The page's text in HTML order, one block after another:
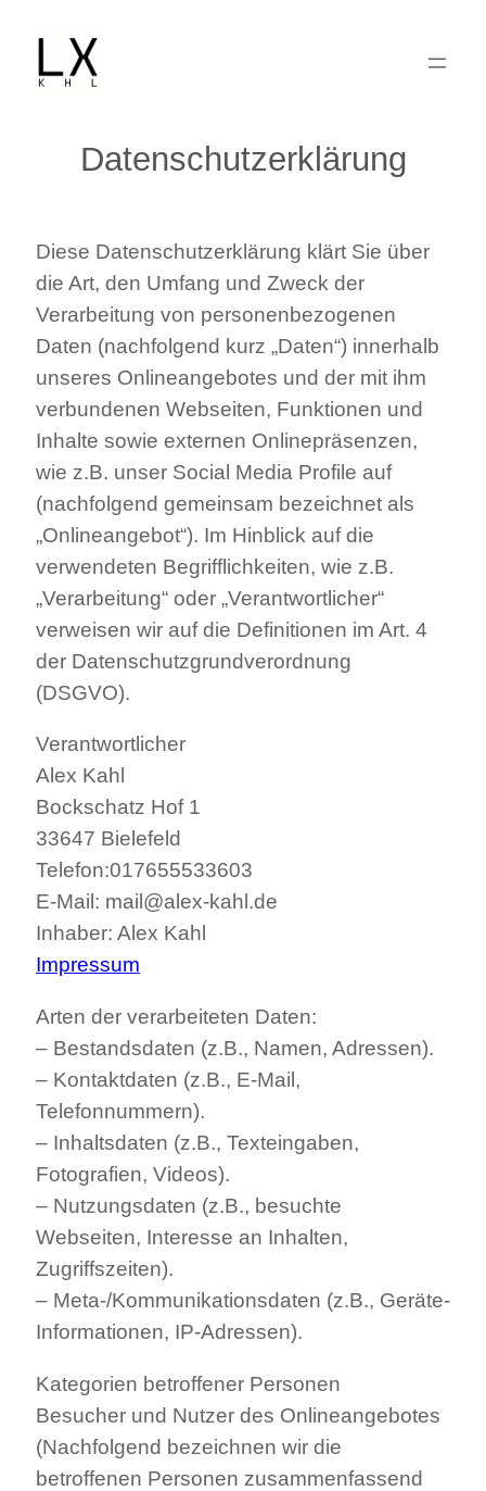
springen
Datenschutzerklärung
Diese Datenschutzerklärung klärt Sie über
die Art, den Umfang und Zweck der
Verarbeitung von personenbezogenen
Daten (nachfolgend kurz „Daten“) innerhalb
unseres Onlineangebotes und der mit ihm
verbundenen Webseiten, Funktionen und
Inhalte sowie externen Onlinepräsenzen,
wie z.B. unser Social Media Profile auf
(nachfolgend gemeinsam bezeichnet als
„Onlineangebot“). Im Hinblick auf die
verwendeten Begrifflichkeiten, wie z.B.
„Verarbeitung“ oder „Verantwortlicher“
verweisen wir auf die Definitionen im Art. 4
der Datenschutzgrundverordnung
(DSGVO).
Verantwortlicher
Alex Kahl
Bockschatz Hof 1
33647 Bielefeld
Telefon:017655533603
E-Mail: mail@alex-kahl.de
Inhaber: Alex Kahl
Impressum
Arten der verarbeiteten Daten:
– Bestandsdaten (z.B., Namen, Adressen).
– Kontaktdaten (z.B., E-Mail,
Telefonnummern).
– Inhaltsdaten (z.B., Texteingaben,
Fotografien, Videos).
– Nutzungsdaten (z.B., besuchte
Webseiten, Interesse an Inhalten,
Zugriffszeiten).
– Meta-/Kommunikationsdaten (z.B., Geräte-
Informationen, IP-Adressen).
Kategorien betroffener Personen
Besucher und Nutzer des Onlineangebotes
(Nachfolgend bezeichnen wir die
betroffenen Personen zusammenfassend